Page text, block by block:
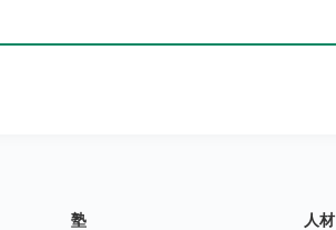
塾
人材